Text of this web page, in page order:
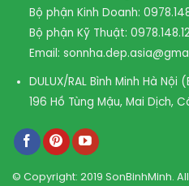
Bộ phận Kinh Doanh:
Bộ phận Kỹ Thuật:
Email:
DULUX/RAL Bình Minh Hà Nội
196 Hồ Tùng Mậu, Mai Dịch,
© Copyright: 2019 SonBinhMinh.